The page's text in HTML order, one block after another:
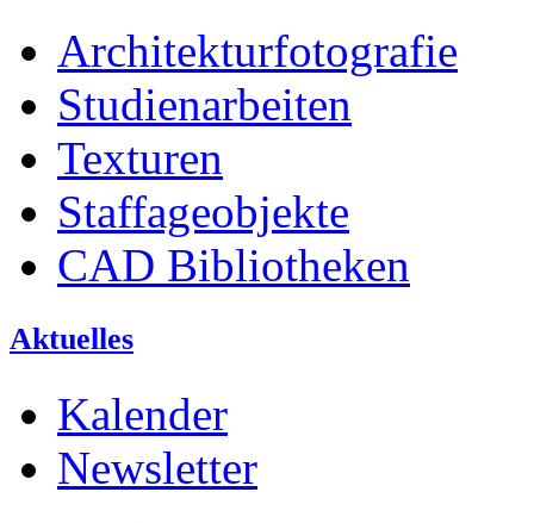
Architekturfotografie
Studienarbeiten
Texturen
Staffageobjekte
CAD Bibliotheken
Aktuelles
Kalender
Newsletter